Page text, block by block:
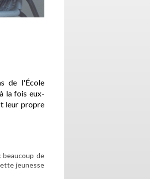
de l'École
la fois eux-
leur propre
de
jeunesse